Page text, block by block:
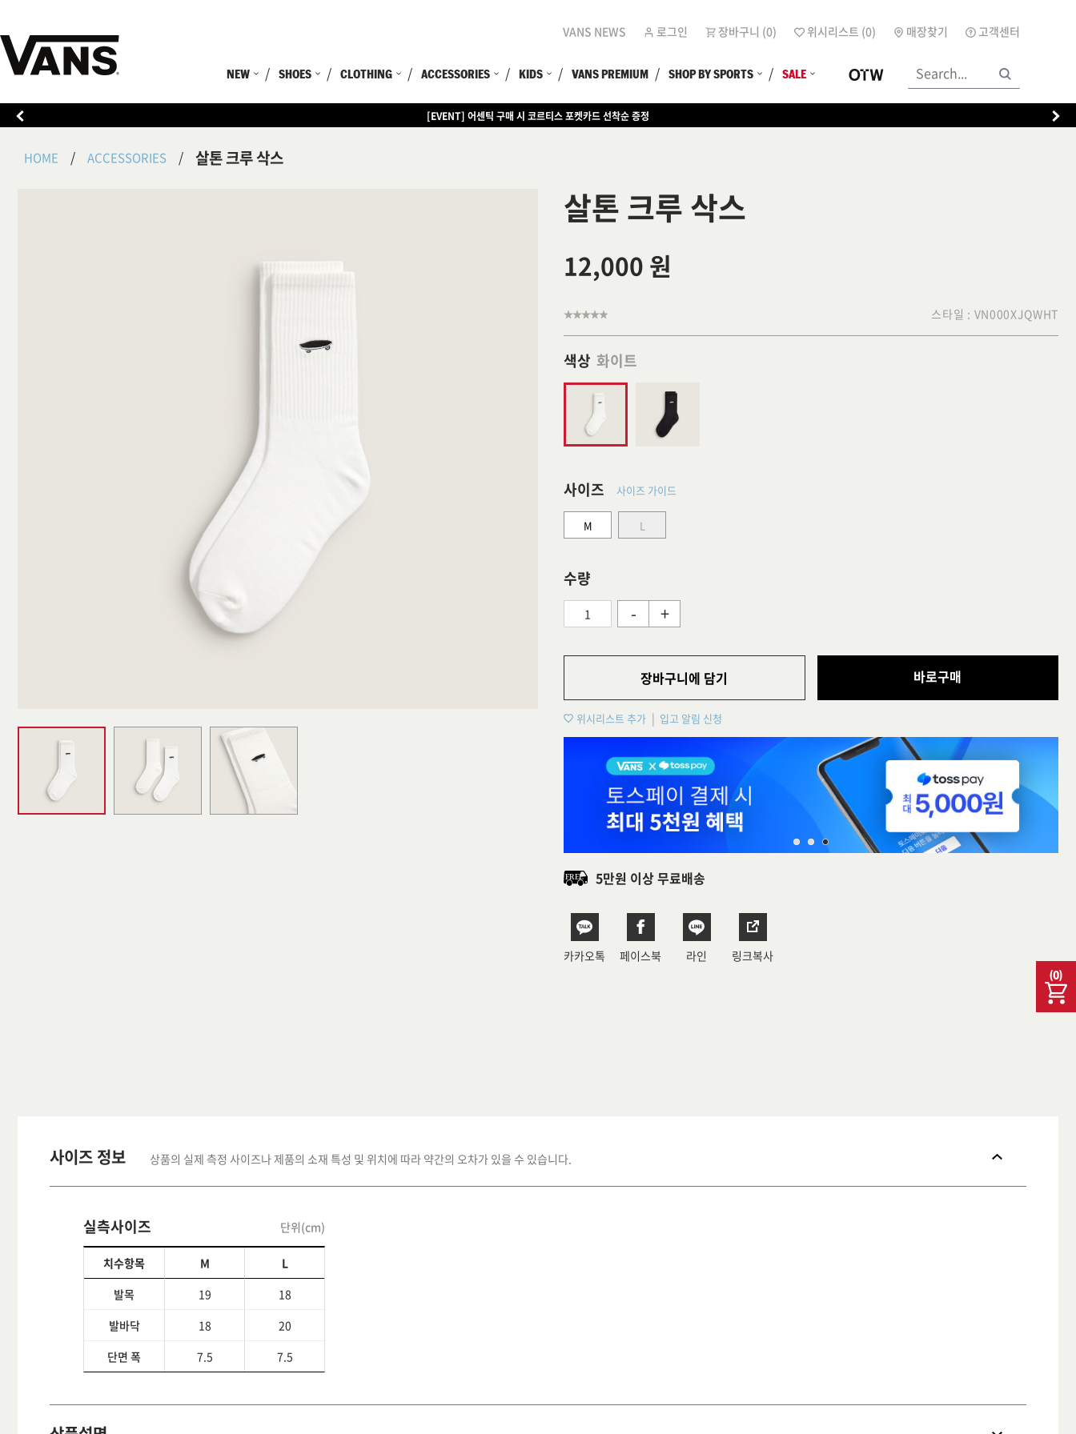
VANS NEWS 로그인 장바구니 (0) 위시리스트 (0) 매장찾기 고객센터
NEW SHOES CLOTHING ACCESSORIES KIDS VANS PREMIUM SHOP BY SPORTS SALE
(0)
[EVENT] 어센틱 구매 시 코르티스 포켓카드 선착순 증정
HOME ACCESSORIES 살톤 크루 삭스
살톤 크루 삭스
12,000 원
스타일 : VN000XJQWHT
색상 화이트
사이즈 사이즈 가이드
M L
수량
- +
장바구니에 담기 바로구매
위시리스트 추가 입고 알림 신청
5만원 이상 무료배송
카카오톡 페이스북 라인 링크복사
사이즈 정보 상품의 실제 측정 사이즈나 제품의 소재 특성 및 위치에 따라 약간의 오차가 있을 수 있습니다.
실측사이즈 단위(cm)
치수항목 M
L
발목
19
18
발바닥
18
20
단면 폭
7.5 7.5